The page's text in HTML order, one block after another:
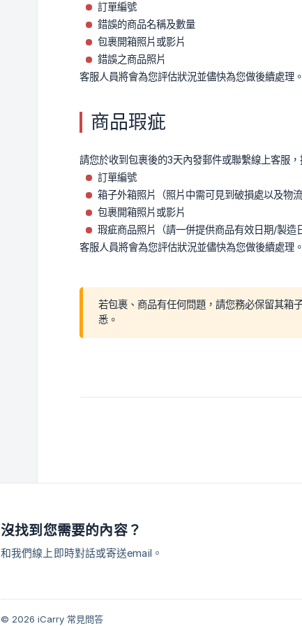
訂單編號
錯誤的商品名稱及數量
包裹開箱照片或影片
錯誤之商品照片
客服人員將會為您評估狀況並儘快為您做後續處理。
商品瑕疵
請您於收到包裹後的3天內發郵件或聯繫線上客服，
訂單編號
箱子外箱照片（照片中需可見到破損處以及物流
包裹開箱照片或影片
瑕疵商品照片（請一併提供商品有效日期/製造
客服人員將會為您評估狀況並儘快為您做後續處理。
若包裹、商品有任何問題，請您務必保留其箱
悉。
沒找到您需要的內容？
和我們線上即時對話或寄送email。
© 2026 iCarry 常見問答